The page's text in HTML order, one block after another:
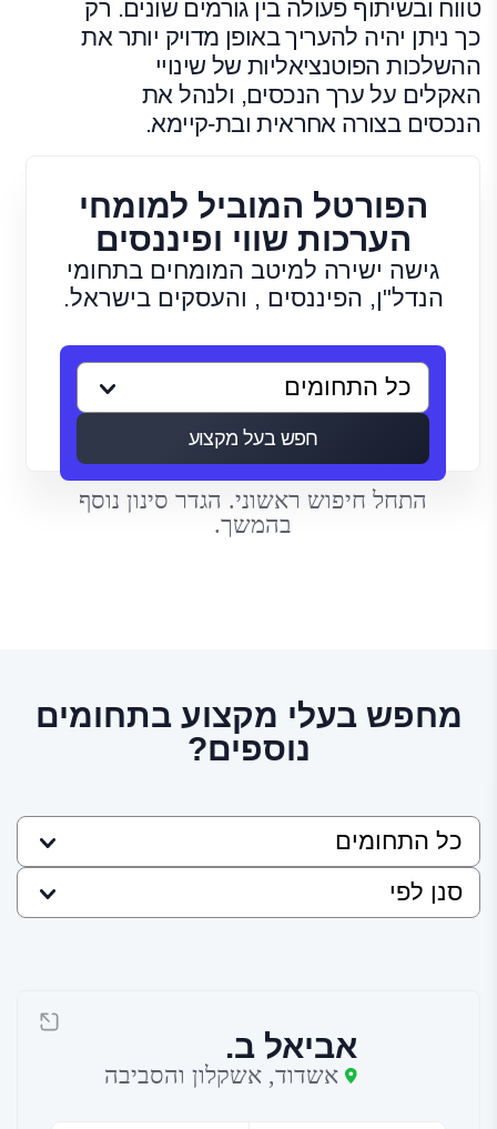
טווח ובשיתוף פעולה בין גורמים שונים. רק
כך ניתן יהיה להעריך באופן מדויק יותר את
ההשלכות הפוטנציאליות של שינויי
האקלים על ערך הנכסים, ולנהל את
הנכסים בצורה אחראית ובת-קיימא.
הפורטל המוביל למומחי
הערכות שווי ופיננסים
גישה ישירה למיטב המומחים בתחומי
הנדל"ן, הפיננסים , והעסקים בישראל.
חפש בעל מקצוע
התחל חיפוש ראשוני. הגדר סינון נוסף
בהמשך.
מחפש בעלי מקצוע בתחומים
נוספים?
אביאל ב.
אשדוד, אשקלון והסביבה